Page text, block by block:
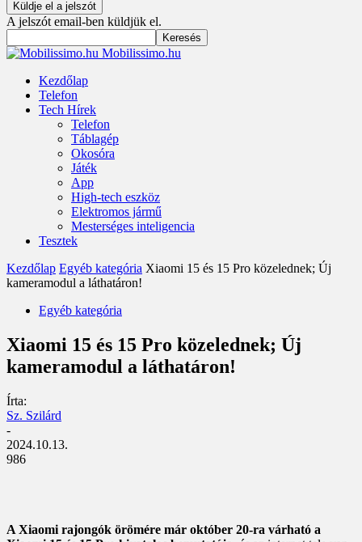
A jelszót email-ben küldjük el.
Mobilissimo.hu
Kezdőlap
Telefon
Tech Hírek
Telefon
Táblagép
Okosóra
Játék
App
High-tech eszköz
Elektromos jármű
Mesterséges inteligencia
Tesztek
Kezdőlap Egyéb kategória Xiaomi 15 és 15 Pro közelednek; Új
kameramodul a láthatáron!
Egyéb kategória
Xiaomi 15 és 15 Pro közelednek; Új
kameramodul a láthatáron!
Írta:
Sz. Szilárd
-
2024.10.13.
986
A Xiaomi rajongók örömére már október 20-ra várható a